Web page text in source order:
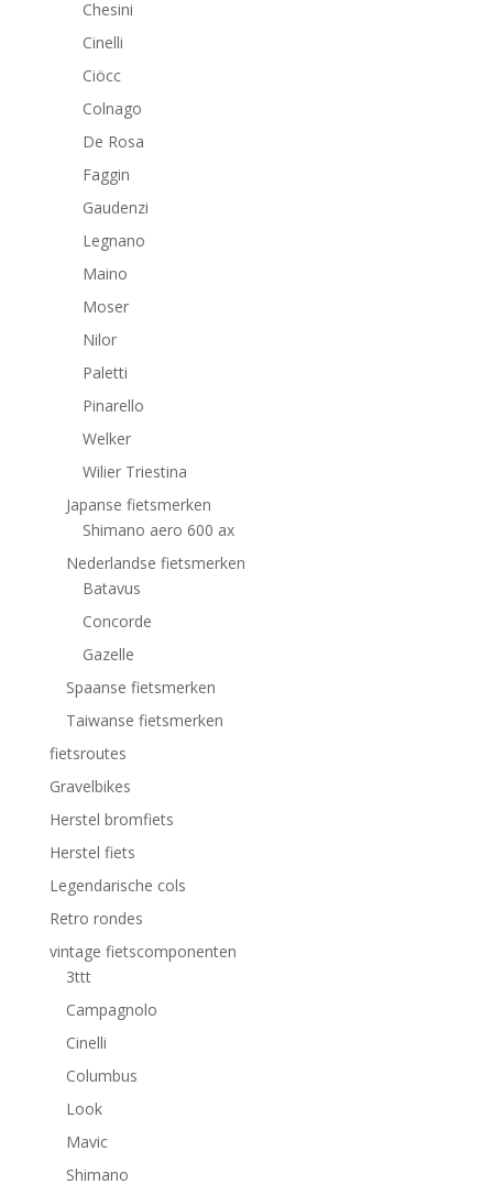
Chesini
Cinelli
Ciöcc
Colnago
De Rosa
Faggin
Gaudenzi
Legnano
Maino
Moser
Nilor
Paletti
Pinarello
Welker
Wilier Triestina
Japanse fietsmerken
Shimano aero 600 ax
Nederlandse fietsmerken
Batavus
Concorde
Gazelle
Spaanse fietsmerken
Taiwanse fietsmerken
fietsroutes
Gravelbikes
Herstel bromfiets
Herstel fiets
Legendarische cols
Retro rondes
vintage fietscomponenten
3ttt
Campagnolo
Cinelli
Columbus
Look
Mavic
Shimano